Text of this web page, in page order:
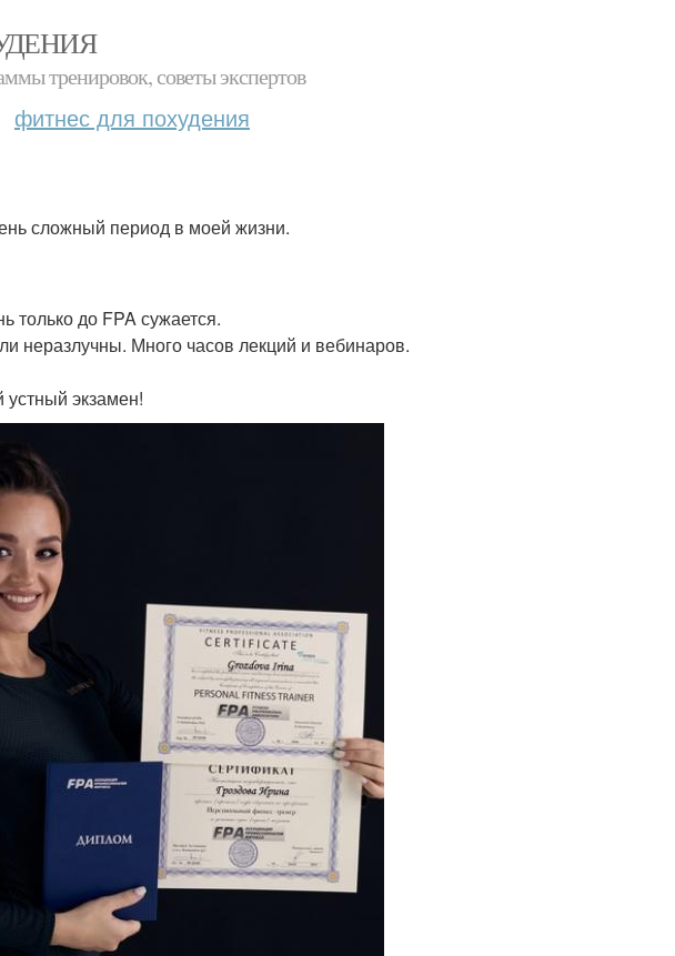
тренировок, советы экспертов
фитнес для похудения
сложный период в моей жизни.
только до FPA сужается.
неразлучны. Много часов лекций и вебинаров.
экзамен!